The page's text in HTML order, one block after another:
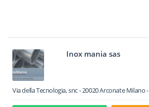
Inox mania sas
Via della Tecnologia, snc-20020ArconateMilano -